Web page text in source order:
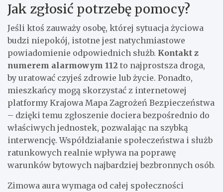
Jak zgłosić potrzebę pomocy?
Jeśli ktoś zauważy osobę, której sytuacja życiowa
budzi niepokój, istotne jest natychmiastowe
powiadomienie odpowiednich służb. Kontakt z
numerem alarmowym 112 to najprostsza droga,
by uratować czyjeś zdrowie lub życie. Ponadto,
mieszkańcy mogą skorzystać z internetowej
platformy Krajowa Mapa Zagrożeń Bezpieczeństwa
– dzięki temu zgłoszenie dociera bezpośrednio do
właściwych jednostek, pozwalając na szybką
interwencję. Współdziałanie społeczeństwa i służb
ratunkowych realnie wpływa na poprawę
warunków bytowych najbardziej bezbronnych osób.
Zimowa aura wymaga od całej społeczności